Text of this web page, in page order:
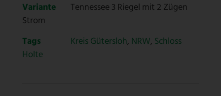
Variante
Tennessee 3 Riegel mit 2 Zügen
Strom
Tags
Kreis Gütersloh, NRW, Schloss
Holte